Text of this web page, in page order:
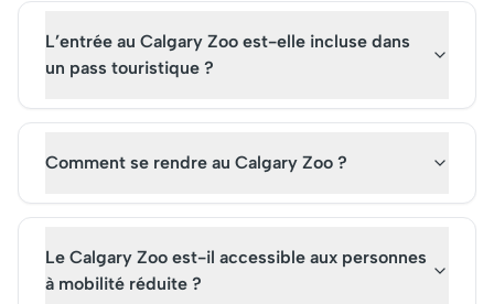
L’entrée au Calgary Zoo est-elle incluse dans
un pass touristique ?
Comment se rendre au Calgary Zoo ?
Le Calgary Zoo est-il accessible aux personnes
à mobilité réduite ?